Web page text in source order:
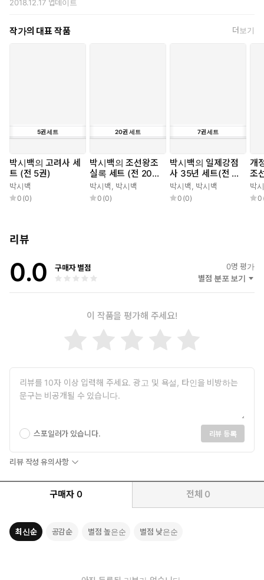
2018.12.17업데이트
작가의 대표 작품 더보기
5권세트
박시백의 고려사 세
트 (전 5권)
박시백
0 (0)
20권세트
박시백의 조선왕조
실록 세트 (전 20
권)
박시백, 박시백
0 (0)
7권세트
박시백의 일제강점
사 35년 세트(전 7
권)
박시백, 박시백
0 (0)
개
조
박
0
리뷰
0.0 구매자 별점 0명 평가
별점 분포 보기
이 작품을 평가해 주세요!
스포일러가 있습니다. 리뷰 등록
리뷰 작성 유의사항
구매자 0 전체 0
최신순 공감순 별점 높은순 별점 낮은순